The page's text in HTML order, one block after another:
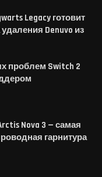
Legacy готовит
Denuvo из
проблем Switch 2
Nova 3 — самая
гарнитура